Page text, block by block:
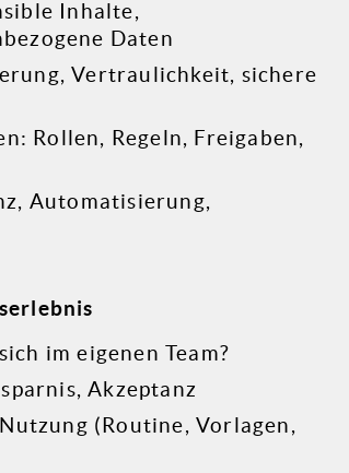
Inhalte,
Daten
Vertraulichkeit, sichere
Rollen, Regeln, Freigaben,
Automatisierung,
im eigenen Team?
Akzeptanz
(Routine, Vorlagen,